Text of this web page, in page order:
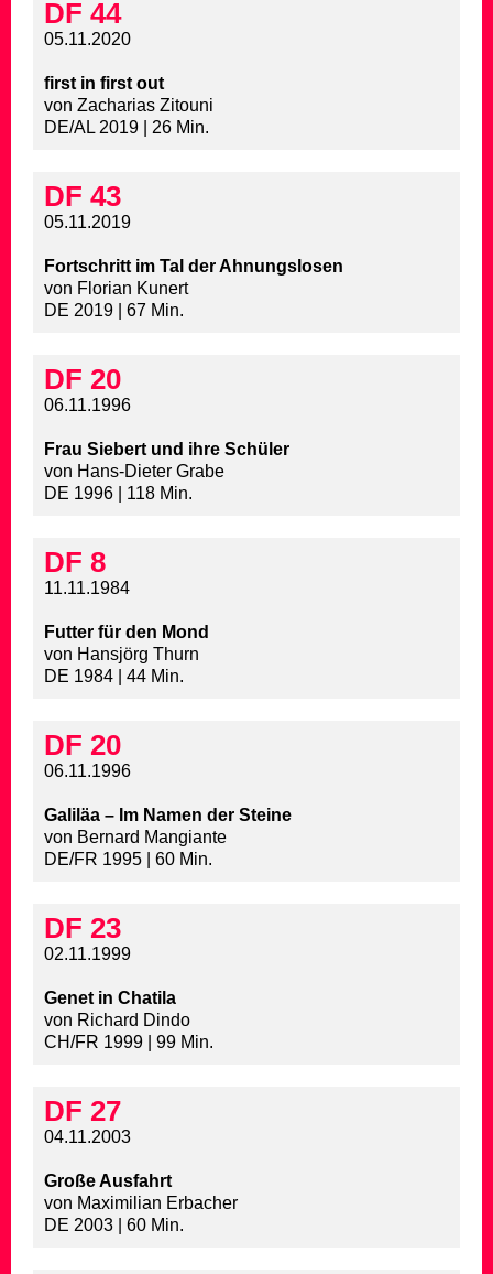
DF 44
05.11.2020
first in first out
von Zacharias Zitouni
DE/AL 2019 | 26 Min.
DF 43
05.11.2019
Fortschritt im Tal der Ahnungslosen
von Florian Kunert
DE 2019 | 67 Min.
DF 20
06.11.1996
Frau Siebert und ihre Schüler
von Hans-Dieter Grabe
DE 1996 | 118 Min.
DF 8
11.11.1984
Futter für den Mond
von Hansjörg Thurn
DE 1984 | 44 Min.
DF 20
06.11.1996
Galiläa – Im Namen der Steine
von Bernard Mangiante
DE/FR 1995 | 60 Min.
DF 23
02.11.1999
Genet in Chatila
von Richard Dindo
CH/FR 1999 | 99 Min.
DF 27
04.11.2003
Große Ausfahrt
von Maximilian Erbacher
DE 2003 | 60 Min.